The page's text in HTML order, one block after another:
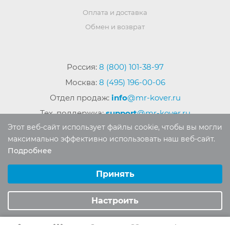
Оплата и доставка
Обмен и возврат
Россия: 8 (800) 101-38-97
Москва: 8 (495) 196-00-06
Отдел продаж: info@mr-kover.ru
Тех. поддержка:support@mr-kover.ru
материалов сайта без письменного разрешения
запрещено.
Этот веб-сайт использует файлы cookie, чтобы вы могли
максимально эффективно использовать наш веб-сайт.
Подробнее
Аналитические/Функциональные
Принять
Настроить